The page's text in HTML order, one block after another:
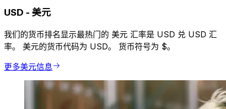
USD - 美元
我们的货币排名显示最热门的 美元 汇率是 USD 兑 USD 汇
率。 美元的货币代码为 USD。 货币符号为 $。
更多美元信息